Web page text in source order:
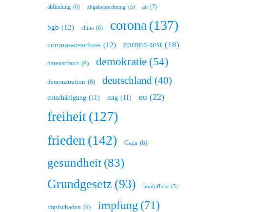
abfindung (6) abgabenordnung (5) ao (7)
bgb (12) china (6) corona (137)
corona-ausschuss (12) corona-test (18)
datenschutz (9) demokratie (54)
demonstration (8) deutschland (40)
entschädigung (11) estg (11) eu (22)
freiheit(127)
frieden (142) Gaza (8)
gesundheit (83)
Grundgesetz (93) impfpflicht (5)
impfschaden (9) impfung (71)